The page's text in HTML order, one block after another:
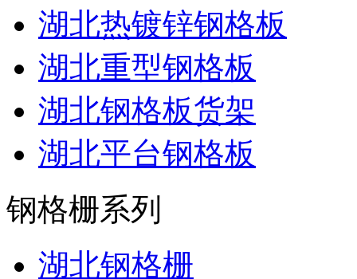
湖北热镀锌钢格板
湖北重型钢格板
湖北钢格板货架
湖北平台钢格板
钢格栅系列
湖北钢格栅